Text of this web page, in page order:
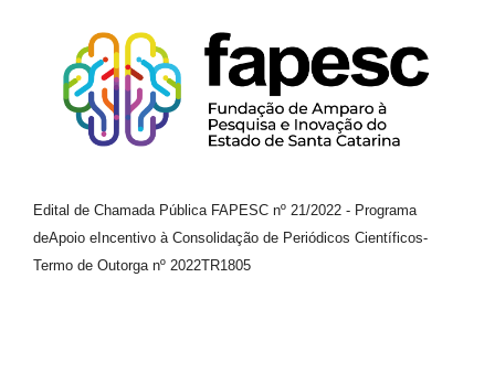
Edital de Chamada Pública FAPESC nº 21/2022 - Programa
deApoio e Incentivo à Consolidação de Periódicos Científicos-
Termo de Outorga nº 2022TR1805